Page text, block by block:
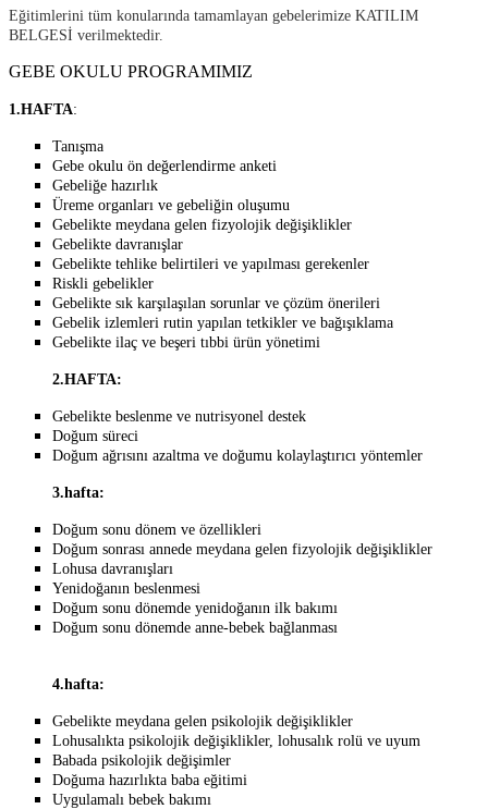
Eğitimlerini tüm konularında tamamlayan gebelerimize KATILIM
BELGESİ verilmektedir.
GEBE OKULU PROGRAMIMIZ
1.HAFTA:
Tanışma
Gebe okulu ön değerlendirme anketi
Gebeliğe hazırlık
Üreme organları ve gebeliğin oluşumu
Gebelikte meydana gelen fizyolojik değişiklikler
Gebelikte davranışlar
Gebelikte tehlike belirtileri ve yapılması gerekenler
Riskli gebelikler
Gebelikte sık karşılaşılan sorunlar ve çözüm önerileri
Gebelik izlemleri rutin yapılan tetkikler ve bağışıklama
Gebelikte ilaç ve beşeri tıbbi ürün yönetimi
2.HAFTA:
Gebelikte beslenme ve nutrisyonel destek
Doğum süreci
Doğum ağrısını azaltma ve doğumu kolaylaştırıcı yöntemler
3.hafta:
Doğum sonu dönem ve özellikleri
Doğum sonrası annede meydana gelen fizyolojik değişiklikler
Lohusa davranışları
Yenidoğanın beslenmesi
Doğum sonu dönemde yenidoğanın ilk bakımı
Doğum sonu dönemde anne-bebek bağlanması
4.hafta:
Gebelikte meydana gelen psikolojik değişiklikler
Lohusalıkta psikolojik değişiklikler, lohusalık rolü ve uyum
Babada psikolojik değişimler
Doğuma hazırlıkta baba eğitimi
Uygulamalı bebek bakımı